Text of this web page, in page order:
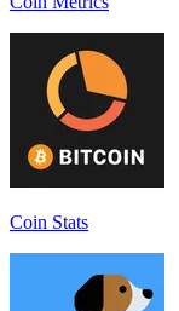
Coin Stats